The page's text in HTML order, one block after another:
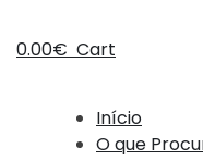
0.00€ Cart
Início
O que